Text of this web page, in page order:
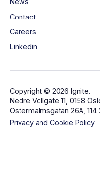
Contact
Careers
Linkedin
Copyright © 2026 Ignite.
Nedre Vollgate 11, 0158
Östermalmsgatan 26A,
Privacy and Cookie Policy